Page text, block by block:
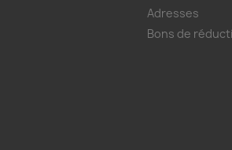
Adresses
Bons de